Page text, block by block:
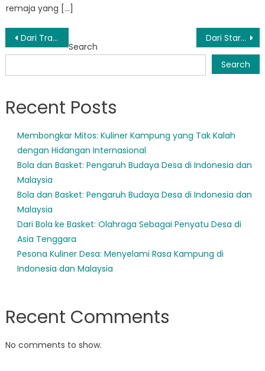
remaja yang […]
Post
navigation
Dari Tradisi ke Teknologi: Bagaimana SMP Paser Menyongsong Masa Depan Dari Startup Menuju Sukses: Perjalanan TK Paser
Search
Search
Recent Posts
Membongkar Mitos: Kuliner Kampung yang Tak Kalah
dengan Hidangan Internasional
Bola dan Basket: Pengaruh Budaya Desa di Indonesia dan
Malaysia
Bola dan Basket: Pengaruh Budaya Desa di Indonesia dan
Malaysia
Dari Bola ke Basket: Olahraga Sebagai Penyatu Desa di
Asia Tenggara
Pesona Kuliner Desa: Menyelami Rasa Kampung di
Indonesia dan Malaysia
Recent Comments
No comments to show.